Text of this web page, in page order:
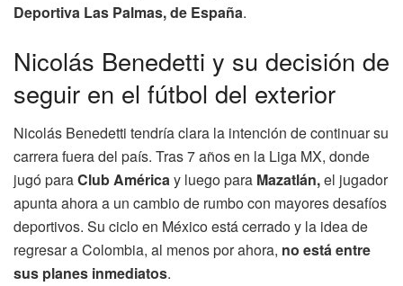
Deportiva Las Palmas, de España.
Nicolás Benedetti y su decisión de
seguir en el fútbol del exterior
Nicolás Benedetti tendría clara la intención de continuar su
carrera fuera del país. Tras 7 años en la Liga MX, donde
jugó paraClub Américay luego para Mazatlán,el jugador
apunta ahora a un cambio de rumbo con mayores desafíos
deportivos. Su ciclo en México está cerrado y la idea de
regresar a Colombia, al menos por ahora, no está entre
sus planes inmediatos.